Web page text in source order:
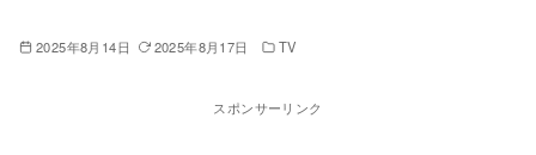
2025年8月14日 2025年8月17日 TV
スポンサーリンク